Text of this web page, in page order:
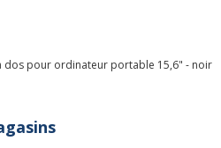
dos pour ordinateur portable 15,6" - noir